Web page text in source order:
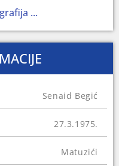
zdravstvenog
godine je osvojio
parlamentu.
izborna
na dvije i po
liječenja u
vlasništvu Zavoda.
...
Senaid Begić
27.3.1975.
Matuzići